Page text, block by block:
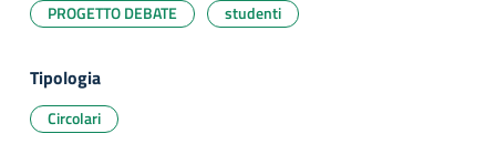
PROGETTO DEBATE studenti
Tipologia
Circolari